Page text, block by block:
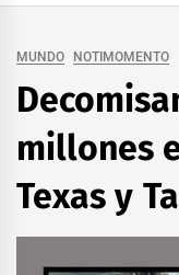
MUNDO NOTIMOMENTO
millones
Texas y